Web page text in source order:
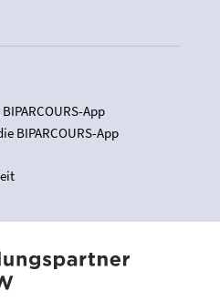
App
BIPARCOURS-App